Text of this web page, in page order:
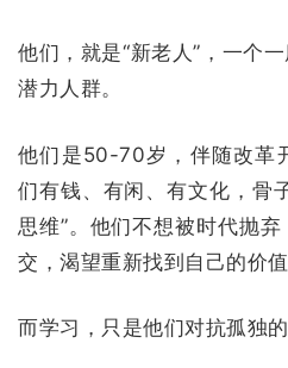
他们，就是“新老人”，一个
潜力人群。
他们是50-70岁，伴随改革
们有钱、有闲、有文化，骨
思维”。他们不想被时代抛
交，渴望重新找到自己的价值
而学习，只是他们对抗孤独的